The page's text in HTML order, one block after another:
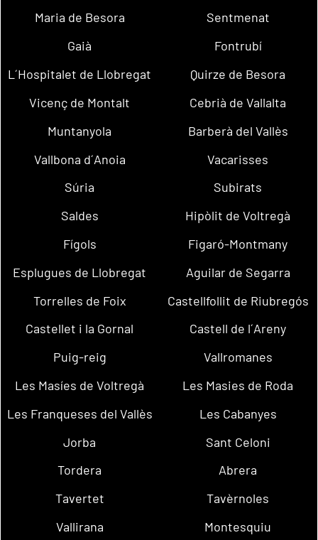
Maria de Besora
Sentmenat
Gaià
Fontrubí
L´Hospitalet de Llobregat
Quirze de Besora
Vicenç de Montalt
Cebrià de Vallalta
Muntanyola
Barberà del Vallès
Vallbona d´Anoia
Vacarisses
Súria
Subirats
Saldes
Hipòlit de Voltregà
Fígols
Figaró-Montmany
Esplugues de Llobregat
Aguilar de Segarra
Torrelles de Foix
Castellfollit de Riubregós
Castellet i la Gornal
Castell de l´Areny
Puig-reig
Vallromanes
Les Masíes de Voltregà
Les Masies de Roda
Les Franqueses del Vallès
Les Cabanyes
Jorba
Sant Celoni
Tordera
Abrera
Tavertet
Tavèrnoles
Vallirana
Montesquiu